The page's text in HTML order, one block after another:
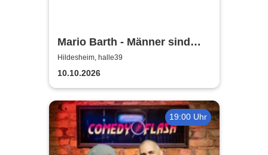
Mario Barth - Männer sind
nichts ohne die Frauen
Hildesheim, halle39
10.10.2026
19:00 Uhr